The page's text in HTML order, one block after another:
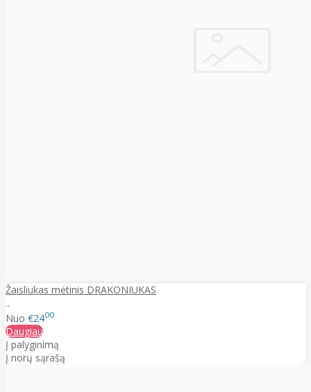
Žaisliukas mėtinis DRAKONIUKAS
..
Nuo €2400
Daugiau
Į palyginimą
Į norų sąrašą